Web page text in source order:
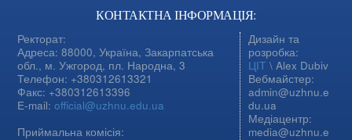
КОНТАКТНА ІНФОРМАЦІЯ:
Ректорат:
Адреса: 88000, Україна, Закарпатська
обл., м. Ужгород, пл. Народна, 3
Телефон: +380312613321
Факс: +380312613396
E-mail:official@uzhnu.edu.ua
Приймальна комісія:
Дизайн та
розробка:
ЦІТ \ Alex Dubiv
Вебмайстер:
admin@uzhnu.e
du.ua
Медіацентр:
media@uzhnu.e